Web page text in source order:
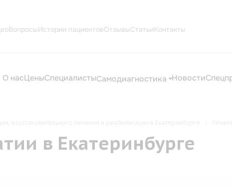
ВопросыИстории пациентовОтзывыСтатьиКонтакты
О насЦеныСпециалистыСамодиагностика Новости
в Екатеринбурге